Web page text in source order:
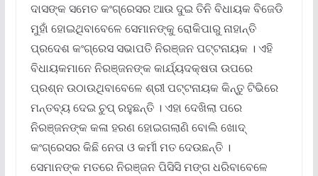
ଦାସଙ୍କ ସମେତ କଂଗ୍ରେସର ଆଉ ଦୁଇ ତିନି ବିଧାୟକ ବିଜେଡି
ମୁହାଁ ହୋଇଥିବାବେଳେ ସେମାନଙ୍କୁ ରୋକିପାରୁ ନାହାନ୍ତି
ପ୍ରଦେଶ କଂଗ୍ରେସ ସଭାପତି ନିରଞ୍ଜନ ପଟ୍ଟନାୟକ । ଏହି
ବିଧାୟକମାନେ ନିରଞ୍ଜନଙ୍କ କାର୍ଯ୍ୟଦକ୍ଷତା ଉପରେ
ପ୍ରଶ୍ନ ଉଠାଉଥିବାବେଳେ ଶ୍ରୀ ପଟ୍ଟନାୟକ କିନ୍ତୁ ଟିଭିରେ
ମନ୍ତବ୍ୟ ଦେଇ ଚୁପ୍‍ ରହୁଛନ୍ତି । ଏହା ଦେଖିଲା ପରେ
ନିରଞ୍ଜନଙ୍କ କଳା ହରଣ ହୋଇଗଲାଣି ବୋଲି ଖୋଦ୍‍
କଂଗ୍ରେସର କିଛି ନେତା ଓ କର୍ମୀ ମତ ଦେଉଛନ୍ତି ।
ସେମାନଙ୍କ ମତରେ ନିରଞ୍ଜନ ପିସିସି ମଙ୍ଗ ଧରିବାବେଳେ